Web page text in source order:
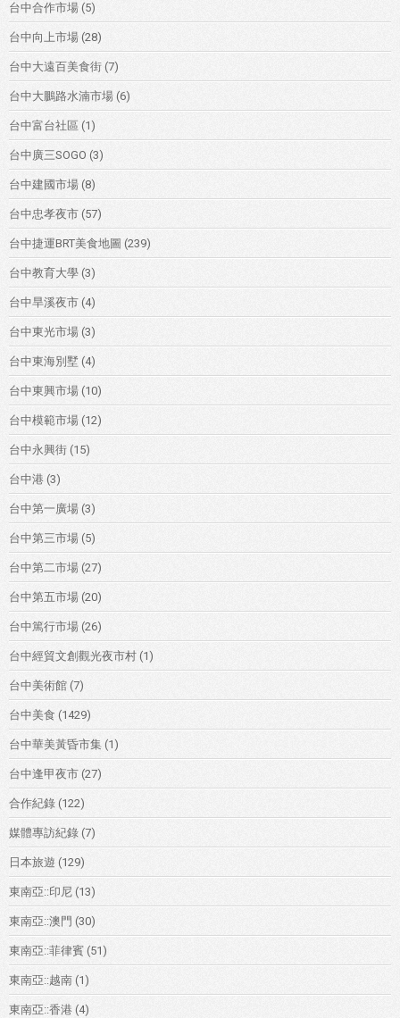
台中合作市場 (5)
台中向上市場 (28)
台中大遠百美食街 (7)
台中大鵬路水湳市場 (6)
台中富台社區 (1)
台中廣三SOGO (3)
台中建國市場 (8)
台中忠孝夜市 (57)
台中捷運BRT美食地圖 (239)
台中教育大學 (3)
台中旱溪夜市 (4)
台中東光市場 (3)
台中東海別墅 (4)
台中東興市場 (10)
台中模範市場 (12)
台中永興街 (15)
台中港 (3)
台中第一廣場 (3)
台中第三市場 (5)
台中第二市場 (27)
台中第五市場 (20)
台中篤行市場 (26)
台中經貿文創觀光夜市村 (1)
台中美術館 (7)
台中美食 (1429)
台中華美黃昏市集 (1)
台中逢甲夜市 (27)
合作紀錄 (122)
媒體專訪紀錄 (7)
日本旅遊 (129)
東南亞::印尼 (13)
東南亞::澳門 (30)
東南亞::菲律賓 (51)
東南亞::越南 (1)
東南亞::香港 (4)